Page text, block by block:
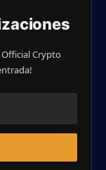
Official Crypto